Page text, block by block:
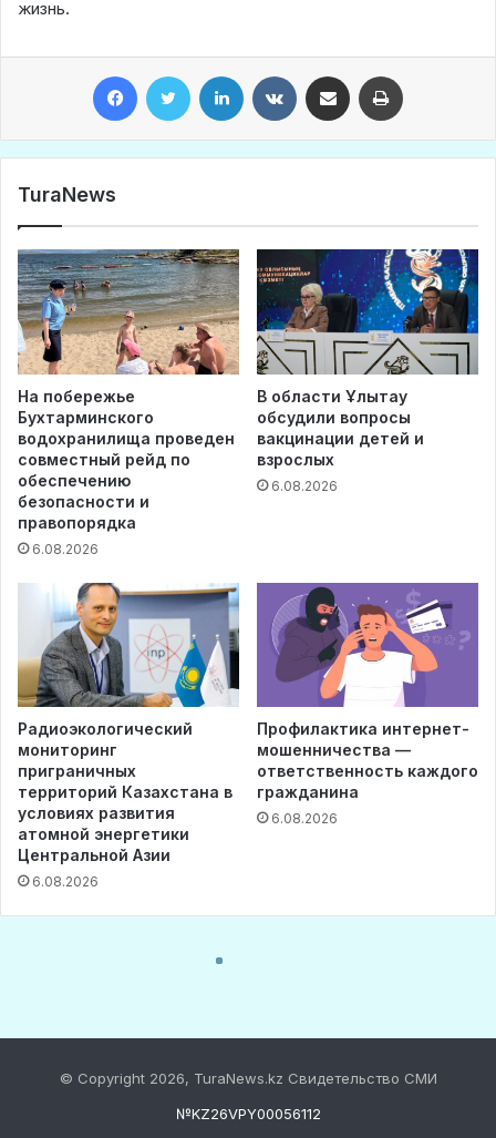
© Copyright 2026, TuraNews.kz Свидетельство СМИ
№KZ26VPY00056112